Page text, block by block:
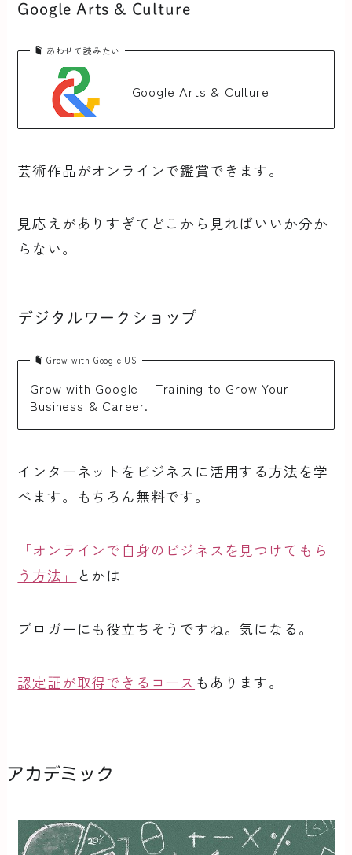
Google Arts & Culture
あわせて読みたい
Google Arts & Culture
芸術作品がオンラインで鑑賞できます。
見応えがありすぎてどこから見ればいいか分か
らない。
デジタルワークショップ
Grow with Google US
Grow with Google – Training to Grow Your
Business & Career.
インターネットをビジネスに活用する方法を学
べます。もちろん無料です。
「オンラインで自身のビジネスを見つけてもら
う方法」
とかは
ブロガーにも役立ちそうですね。気になる。
認定証が取得できるコース もあります。
アカデミック